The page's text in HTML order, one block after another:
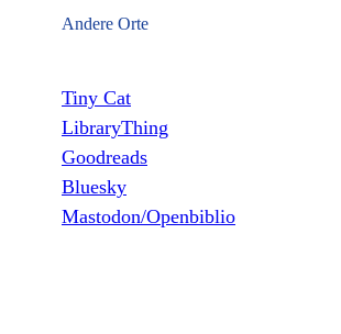
Andere Orte
Tiny Cat
LibraryThing
Goodreads
Bluesky
Mastodon/Openbiblio